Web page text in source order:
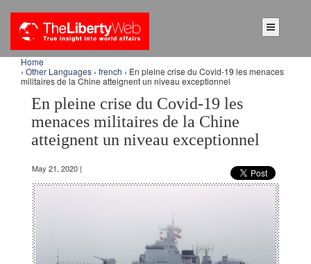
Home
› Other Languages › french › En pleine crise du Covid-19 les menaces
militaires de la Chine atteignent un niveau exceptionnel
En pleine crise du Covid-19 les
menaces militaires de la Chine
atteignent un niveau exceptionnel
May 21, 2020 |